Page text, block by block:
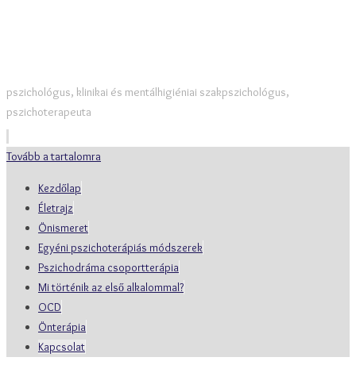
pszichológus, klinikai és mentálhigiéniai szakpszichológus,
pszichoterapeuta
Tovább a tartalomra
Kezdőlap
Életrajz
Önismeret
Egyéni pszichoterápiás módszerek
Pszichodráma csoportterápia
Mi történik az első alkalommal?
OCD
Önterápia
Kapcsolat